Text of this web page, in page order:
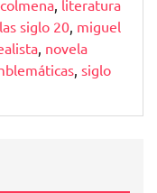
, literatura
siglo 20, miguel
, novela
, siglo